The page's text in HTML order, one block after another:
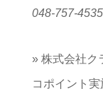
048-757-4535
» 株式会社ク
コポイント実